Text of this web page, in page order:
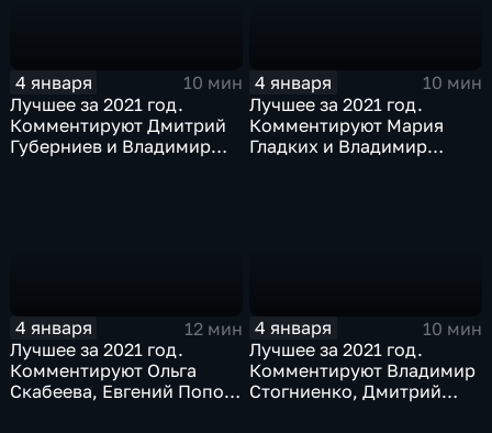
4 января
10 мин
Лучшее за 2021 год.
Комментируют Дмитрий
Губерниев и Владимир
4 января
10 мин
Лучшее за 2021 год.
Комментируют Мария
Гладких и Владимир
4 января
12 мин
Лучшее за 2021 год.
Комментируют Ольга
Скабеева, Евгений Попов
4 января
10 мин
Лучшее за 2021 год.
Комментируют Владимир
Стогниенко, Дмитрий